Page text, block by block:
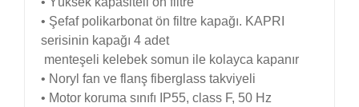
• Şefaf polikarbonat ön filtre kapağı. KAPRI
serisinin kapağı 4 adet
menteşeli kelebek somun ile kolayca kapanır
• Noryl fan ve flanş fiberglass takviyeli
• Motor koruma sınıfı IP55, class F, 50 Hz